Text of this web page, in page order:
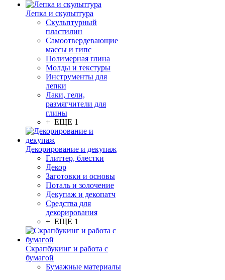
Лепка и скульптура
Скульптурный
пластилин
Самоотвердевающие
массы и гипс
Полимерная глина
Молды и текстуры
Инструменты для
лепки
Лаки, гели,
размягчители для
глины
+ ЕЩЕ 1
Декорирование и декупаж
Глиттер, блестки
Декор
Заготовки и основы
Поталь и золочение
Декупаж и декопатч
Средства для
декорирования
+ ЕЩЕ 1
Скрапбукинг и работа с
бумагой
Бумажные материалы